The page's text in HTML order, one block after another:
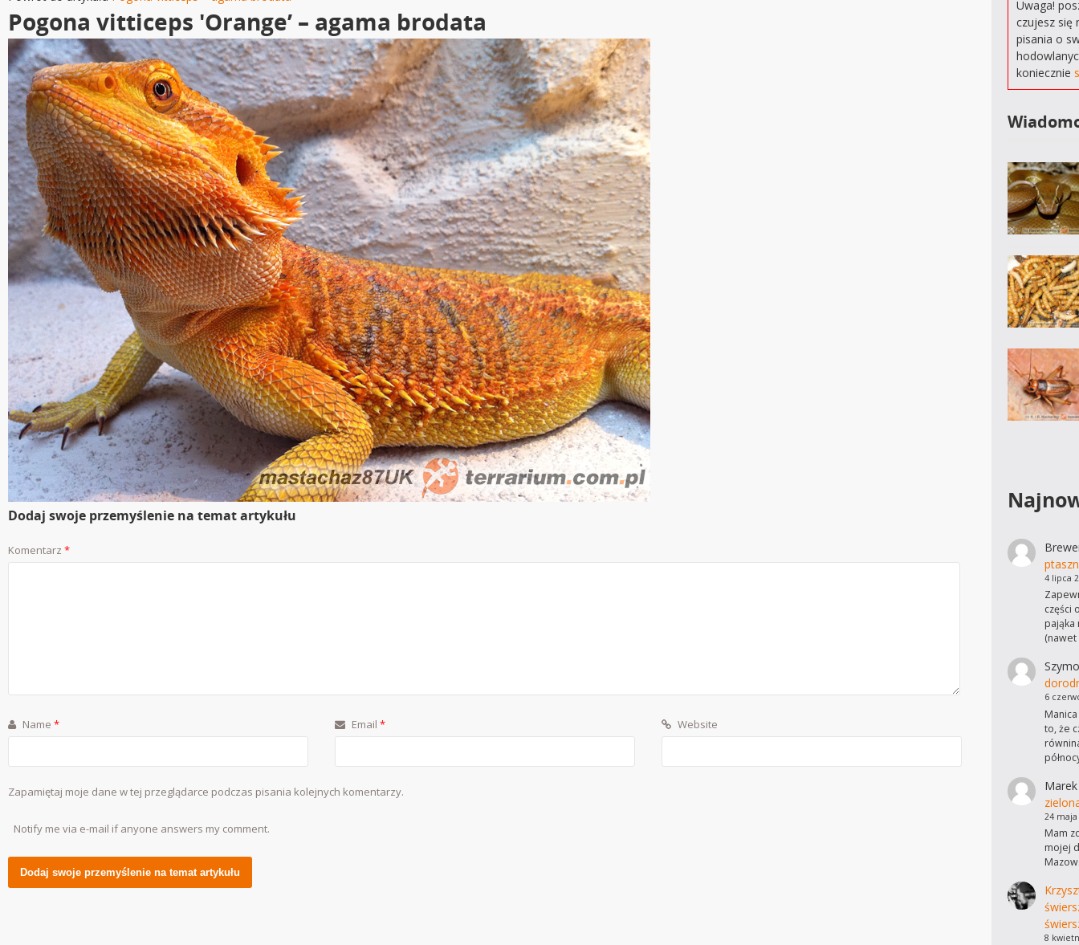
Pogona vitticeps 'Orange’ – agama brodata
Dodaj swoje przemyślenie na temat artykułu
Komentarz *
Name * Email * Website
Zapamiętaj moje dane w tej przeglądarce podczas pisania kolejnych komentarzy.
Notify me via e-mail if anyone answers my comment.
Uwaga!
czujesz się
pisania o
koniecznie
4 lipca
części
pająka
6
to, że
Marek
24 maja
Mam
mojej
8